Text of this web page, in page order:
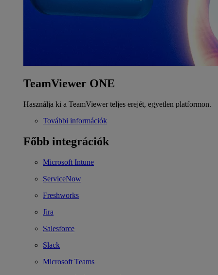
TeamViewer ONE
Használja ki a TeamViewer teljes erejét, egyetlen platformon.
További információk
Főbb integrációk
Microsoft Intune
ServiceNow
Freshworks
Jira
Salesforce
Slack
Microsoft Teams